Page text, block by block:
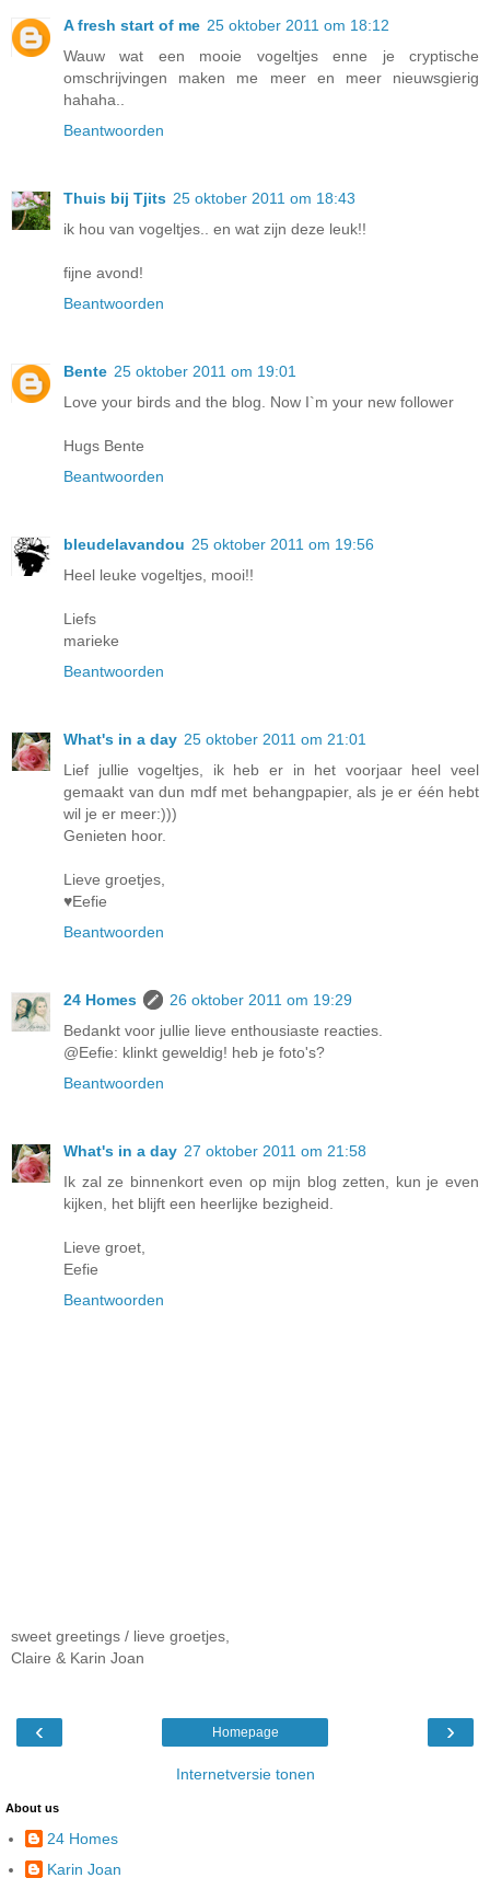
A fresh start of me 25 oktober 2011 om 18:12
Wauw wat een mooie vogeltjes enne je cryptische
omschrijvingen maken me meer en meer nieuwsgierig
hahaha..
Beantwoorden
Thuis bij Tjits 25 oktober 2011 om 18:43
ik hou van vogeltjes.. en wat zijn deze leuk!!
fijne avond!
Beantwoorden
Bente 25 oktober 2011 om 19:01
Love your birds and the blog. Now I`m your new follower
Hugs Bente
Beantwoorden
bleudelavandou 25 oktober 2011 om 19:56
Heel leuke vogeltjes, mooi!!
Liefs
marieke
Beantwoorden
What's in a day 25 oktober 2011 om 21:01
Lief jullie vogeltjes, ik heb er in het voorjaar heel veel
gemaakt van dun mdf met behangpapier, als je er één hebt
wil je er meer:)))
Genieten hoor.
Lieve groetjes,
♥Eefie
Beantwoorden
24 Homes
26 oktober 2011 om 19:29
Bedankt voor jullie lieve enthousiaste reacties.
@Eefie: klinkt geweldig! heb je foto's?
Beantwoorden
What's in a day 27 oktober 2011 om 21:58
Ik zal ze binnenkort even op mijn blog zetten, kun je even
kijken, het blijft een heerlijke bezigheid.
Lieve groet,
Eefie
Beantwoorden
sweet greetings / lieve groetjes,
Claire & Karin Joan
‹ ›
Homepage
Internetversie tonen
About us
24 Homes
Karin Joan